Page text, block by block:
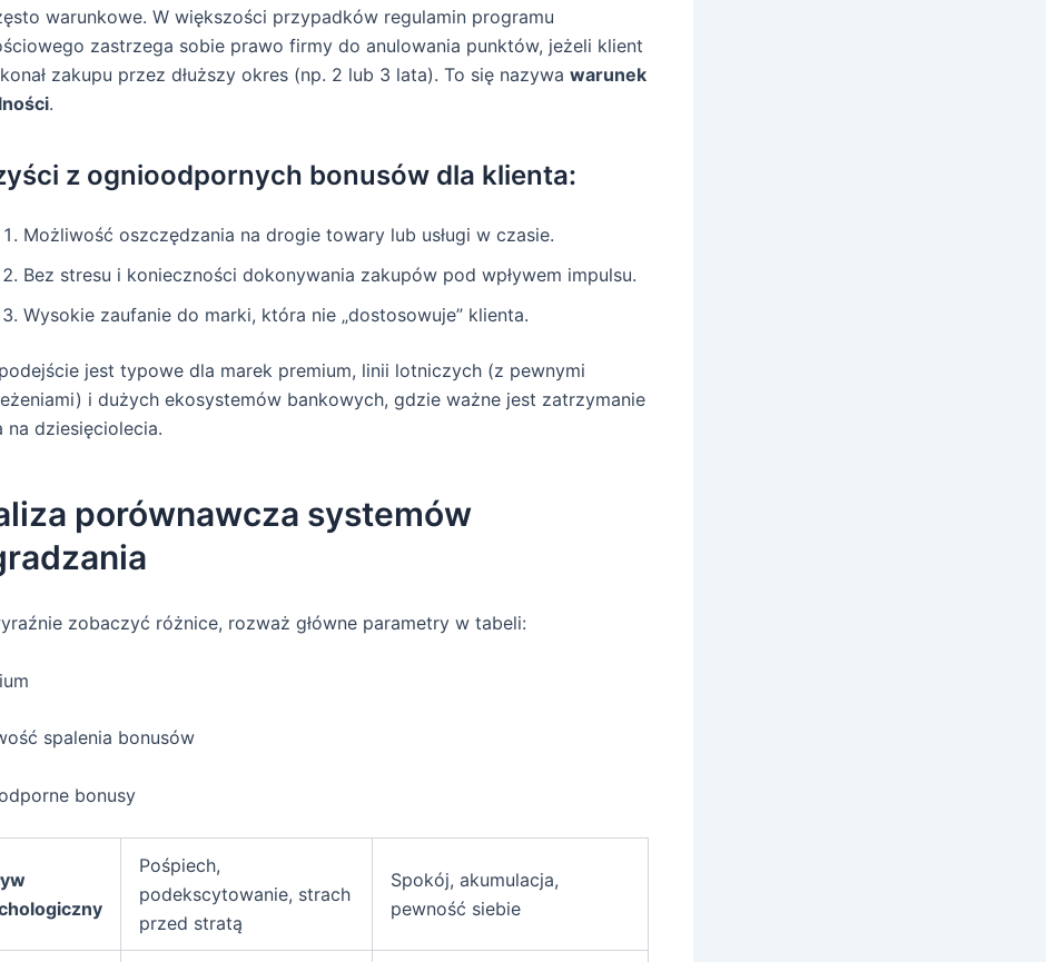
warunkowe. W większości przypadków regulamin programu
zastrzega sobie prawo firmy do anulowania punktów, jeżeli klient
zakupu przez dłuższy okres (np. 2 lub 3 lata). To się nazywa warunek
.
z ognioodpornych bonusów dla klienta:
Możliwość oszczędzania na drogie towary lub usługi w czasie.
Bez stresu i konieczności dokonywania zakupów pod wpływem impulsu.
Wysokie zaufanie do marki, która nie „dostosowuje” klienta.
jest typowe dla marek premium, linii lotniczych (z pewnymi
i dużych ekosystemów bankowych, gdzie ważne jest zatrzymanie
na dziesięciolecia.
porównawcza systemów
zobaczyć różnice, rozważ główne parametry w tabeli:
spalenia bonusów
bonusy
Pośpiech,
podekscytowanie, strach
przed stratą
Spokój, akumulacja,
pewność siebie